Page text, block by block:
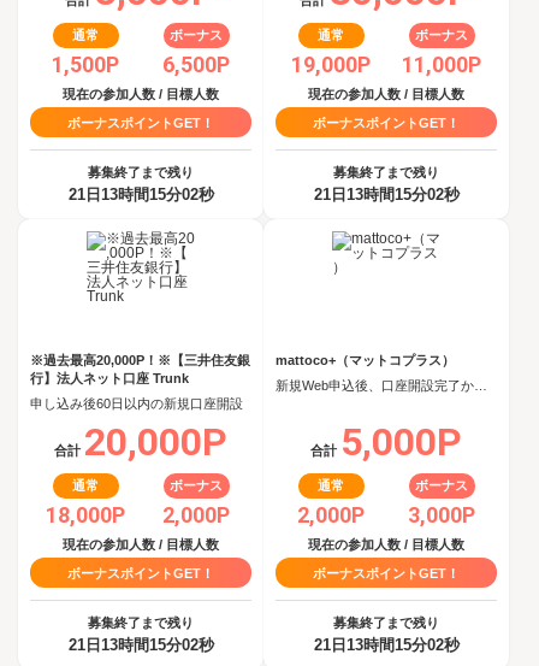
通常
1,500P
ボーナス
6,500P
現在の参加人数 / 目標人数
ボーナスポイントGET！
募集終了まで残り
21日13時間15分02秒
通常
19,000P
ボーナス
11,000P
現在の参加人数 / 目標人数
ボーナスポイントGET！
募集終了まで残り
21日13時間15分02秒
※過去最高20,000P！※【三井住友銀
行】法人ネット口座 Trunk
申し込み後60日以内の新規口座開設
合計 20,000P
通常
18,000P
ボーナス
2,000P
現在の参加人数 / 目標人数
ボーナスポイントGET！
募集終了まで残り
21日13時間15分02秒
mattoco+（マットコプラス）
合計 5,000P
通常
2,000P
ボーナス
3,000P
現在の参加人数 / 目標人数
ボーナスポイントGET！
募集終了まで残り
21日13時間15分02秒